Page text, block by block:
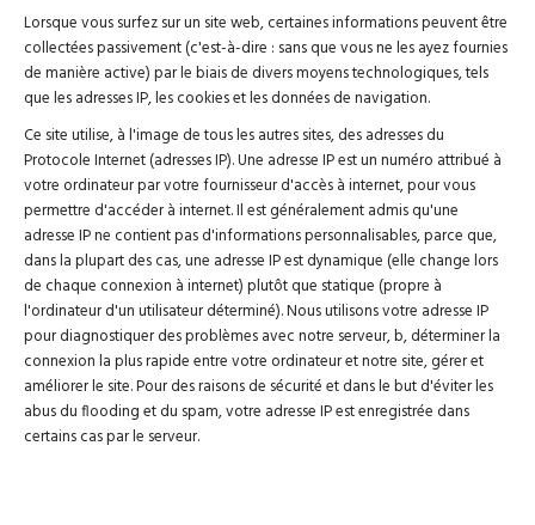
Lorsque vous surfez sur un site web, certaines informations peuvent être
collectées passivement (c'est-à-dire : sans que vous ne les ayez fournies
de manière active) par le biais de divers moyens technologiques, tels
que les adresses IP, les cookies et les données de navigation.
Ce site utilise, à l'image de tous les autres sites, des adresses du
Protocole Internet (adresses IP). Une adresse IP est un numéro attribué à
votre ordinateur par votre fournisseur d'accès à internet, pour vous
permettre d'accéder à internet. Il est généralement admis qu'une
adresse IP ne contient pas d'informations personnalisables, parce que,
dans la plupart des cas, une adresse IP est dynamique (elle change lors
de chaque connexion à internet) plutôt que statique (propre à
l'ordinateur d'un utilisateur déterminé). Nous utilisons votre adresse IP
pour diagnostiquer des problèmes avec notre serveur, b, déterminer la
connexion la plus rapide entre votre ordinateur et notre site, gérer et
améliorer le site. Pour des raisons de sécurité et dans le but d'éviter les
abus du flooding et du spam, votre adresse IP est enregistrée dans
certains cas par le serveur.